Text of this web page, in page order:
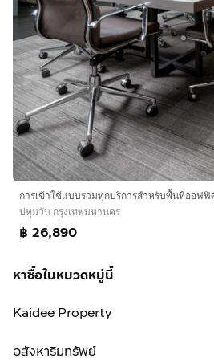
ปทุมวัน กรุงเทพมหานคร
฿ 26,890
หาซื้อในหมวดหมู่นี้
Kaidee Property
อสังหาริมทรัพย์